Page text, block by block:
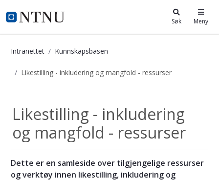
i.ntnu.no Søk Meny
Intranettet Kunnskapsbasen
Likestilling - inkludering og mangfold - ressurser
Likestilling - inkludering
og mangfold - ressurser
Dette er en samleside over tilgjengelige ressurser
og verktøy innen likestilling, inkludering og